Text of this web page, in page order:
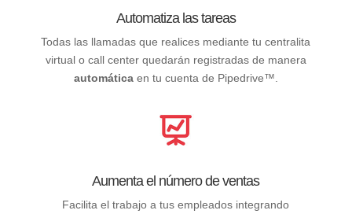
Automatiza las tareas
Todas las llamadas que realices mediante tu centralita
virtual o call center quedarán registradas de manera
automáticaen tu cuenta de Pipedrive™.
Aumenta el número de ventas
Facilita el trabajo a tus empleados integrando